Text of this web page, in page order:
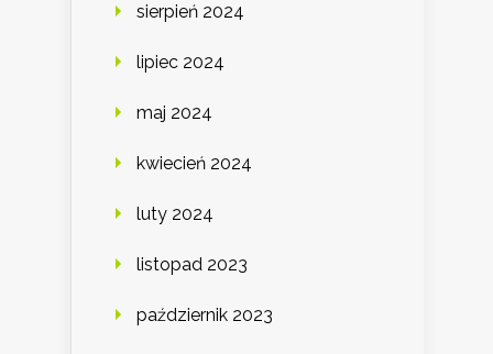
sierpień 2024
lipiec 2024
maj 2024
kwiecień 2024
luty 2024
listopad 2023
październik 2023